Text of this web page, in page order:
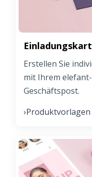
Erstellen Sie
mit Ihrem
Geschäftspost.
›Produktvorlagen